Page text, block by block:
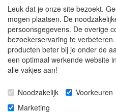
Achternaam
E-mail
Leuk dat je onze site bezoekt.
mogen plaatsen. De
persoonsgegevens. De overige
bezoekerservaring te
producten beter bij je onder de
een optimaal werkende website
alle vakjes aan!
Noodzakelijk Voorkeuren
Marketing